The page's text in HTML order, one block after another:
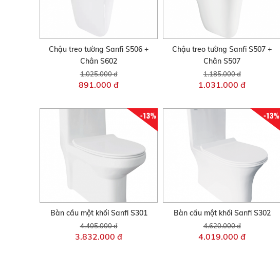
Chậu treo tường Sanfi S506 +
Chân S602
1.025.000 đ
891.000 đ
Chậu treo tường Sanfi S507 +
Chân S507
1.185.000 đ
1.031.000 đ
-13%
Bàn cầu một khối Sanfi S301
4.405.000 đ
3.832.000 đ
-13%
Bàn cầu một khối Sanfi S302
4.620.000 đ
4.019.000 đ